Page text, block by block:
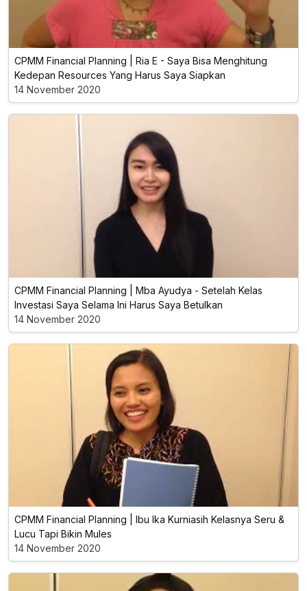
CPMM Financial Planning | Ria E - Saya Bisa Menghitung
Kedepan Resources Yang Harus Saya Siapkan
14 November 2020
CPMM Financial Planning | Mba Ayudya - Setelah Kelas
Investasi Saya Selama Ini Harus Saya Betulkan
14 November 2020
CPMM Financial Planning | Ibu Ika Kurniasih Kelasnya Seru &
Lucu Tapi Bikin Mules
14 November 2020